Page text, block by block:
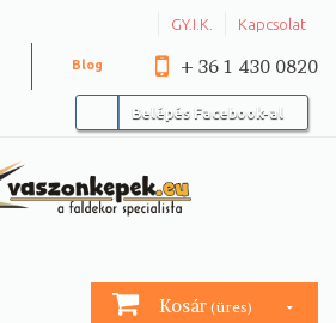
GY.I.K. Kapcsolat
+ 36 1 430 0820
Blog
Belépés Facebook-al
Kosár (üres)